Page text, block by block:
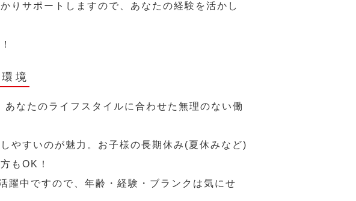
りサポートしますので、あなたの経験を活かし
境
なたのライフスタイルに合わせた無理のない働
やすいのが魅力。お子様の長期休み(夏休みなど)
もOK！
躍中ですので、年齢・経験・ブランクは気にせ